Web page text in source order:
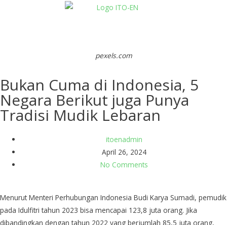
pexels.com
Bukan Cuma di Indonesia, 5
Negara Berikut juga Punya
Tradisi Mudik Lebaran
itoenadmin
April 26, 2024
No Comments
Menurut Menteri Perhubungan Indonesia Budi Karya Sumadi, pemudik
pada Idulfitri tahun 2023 bisa mencapai 123,8 juta orang. Jika
dibandingkan dengan tahun 2022 yang berjumlah 85,5 juta orang,